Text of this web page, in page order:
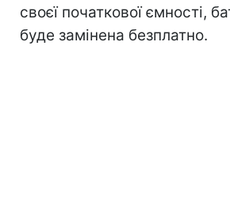
своєї початкової ємності,
буде замінена безплатно.